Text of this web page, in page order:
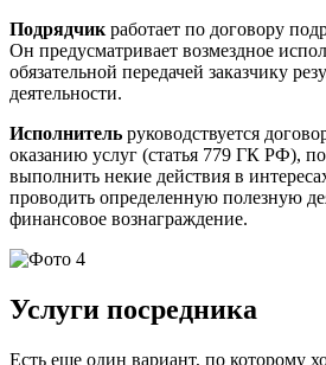
Подрядчик работает по договору
Он предусматривает возмездное
обязательной передачей заказчику
деятельности.
Исполнитель руководствуется
оказанию услуг (статья 779 ГК РФ),
выполнить некие действия в
проводить определенную полезную
финансовое вознаграждение.
Услуги посредника
Есть еще один вариант, по которому